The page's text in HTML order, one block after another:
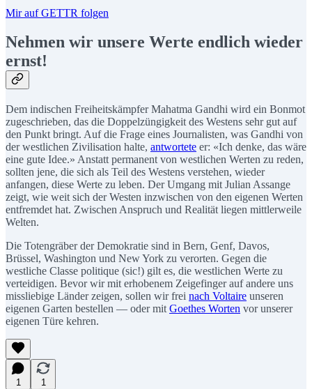
Mir auf GETTR folgen
Nehmen wir unsere Werte endlich wieder
ernst!
Dem indischen Freiheitskämpfer Mahatma Gandhi wird ein Bonmot
zugeschrieben, das die Doppelzüngigkeit des Westens sehr gut auf
den Punkt bringt. Auf die Frage eines Journalisten, was Gandhi von
der westlichen Zivilisation halte, antwortete er: «Ich denke, das wäre
eine gute Idee.» Anstatt permanent von westlichen Werten zu reden,
sollten jene, die sich als Teil des Westens verstehen, wieder
anfangen, diese Werte zu leben. Der Umgang mit Julian Assange
zeigt, wie weit sich der Westen inzwischen von den eigenen Werten
entfremdet hat. Zwischen Anspruch und Realität liegen mittlerweile
Welten.
Die Totengräber der Demokratie sind in Bern, Genf, Davos,
Brüssel, Washington und New York zu verorten. Gegen die
westliche Classe politique (sic!) gilt es, die westlichen Werte zu
verteidigen. Bevor wir mit erhobenem Zeigefinger auf andere uns
missliebige Länder zeigen, sollen wir frei nach Voltaire unseren
eigenen Garten bestellen — oder mit Goethes Worten vor unserer
eigenen Türe kehren.
1
1